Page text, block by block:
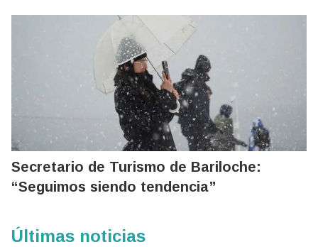
Secretario de Turismo de Bariloche:
“Seguimos siendo tendencia”
Últimas noticias